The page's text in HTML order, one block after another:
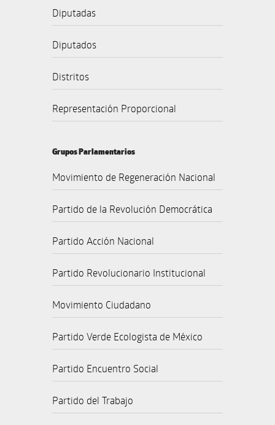
Diputadas
Diputados
Distritos
Representación Proporcional
Grupos Parlamentarios
Movimiento de Regeneración Nacional
Partido de la Revolución Democrática
Partido Acción Nacional
Partido Revolucionario Institucional
Movimiento Ciudadano
Partido Verde Ecologista de México
Partido Encuentro Social
Partido del Trabajo